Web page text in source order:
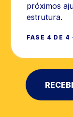
próximos
estrutura.
FASE 4 DE 4